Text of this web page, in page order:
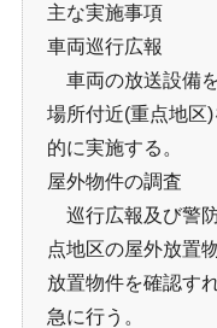
主な実施事項
車両巡行広報
車両の放送設備
場所付近(重点地区
的に実施する。
屋外物件の調査
巡行広報及び警
点地区の屋外放置
放置物件を確認す
急に行う。